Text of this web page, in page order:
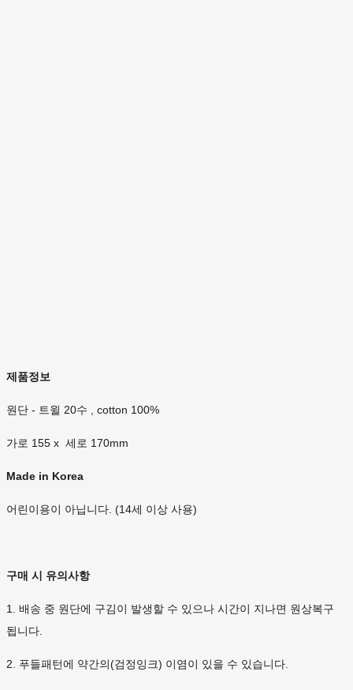
제품정보
원단 - 트윌 20수 , cotton 100%
가로 155 x 세로 170mm
Made in Korea
어린이용이 아닙니다. (14세 이상 사용)
구매 시 유의사항
1. 배송 중 원단에 구김이 발생할 수 있으나 시간이 지나면 원상복구
됩니다.
2. 푸들패턴에 약간의(검정잉크) 이염이 있을 수 있습니다.